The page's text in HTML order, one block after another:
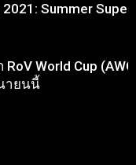
Summer Super
World Cup
ายนนี้